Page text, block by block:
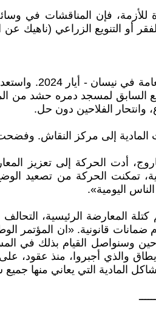
للأزمة، فإن المناقشات في
أو التنويع الزراعي (ناهيك عن
من المقرر
وانتحار الفلاحين دون حل.
المادية إلى مركز النقاش.
أدت الحركة إلى تعزيز
تمكنت الحركة من تصعيد
اليومية».
المعارضة الرئيسية،
ضمانات قانونية. «ان المؤتمر
وسنواصل القيام بذلك في
والذي أجبروا، منذ عقود،
المادية التي يعاني منها